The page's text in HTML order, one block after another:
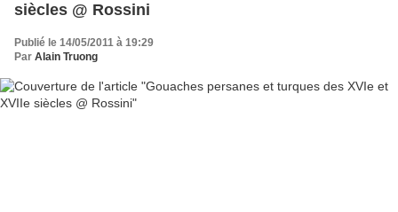
siècles @ Rossini
Publié le 14/05/2011 à 19:29
Par Alain Truong